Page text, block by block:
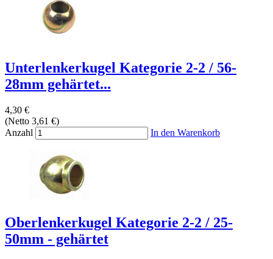
Unterlenkerkugel Kategorie 2-2 / 56-
28mm gehärtet...
4,30 €
(Netto 3,61 €)
Anzahl
In den Warenkorb
Oberlenkerkugel Kategorie 2-2 / 25-
50mm - gehärtet